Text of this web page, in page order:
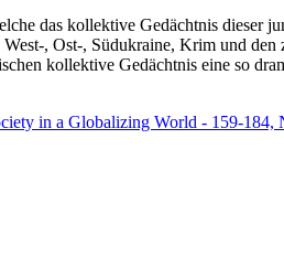
das kollektive Gedächtnis dieser
, Ost-, Südukraine, Krim und den
kollektive Gedächtnis eine so
in a Globalizing World - 159-184,